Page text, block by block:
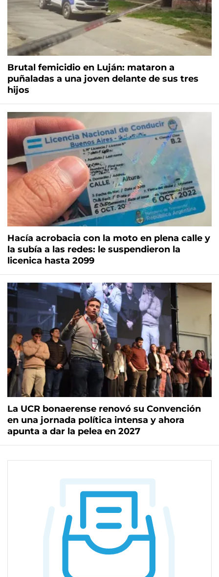
Brutal femicidio en Luján: mataron a
puñaladas a una joven delante de sus tres
hijos
Hacía acrobacia con la moto en plena calle y
la subía a las redes: le suspendieron la
licenica hasta 2099
La UCR bonaerense renovó su Convención
en una jornada política intensa y ahora
apunta a dar la pelea en 2027